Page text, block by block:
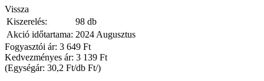
Vissza
Kiszerelés:
98 db
Akció időtartama: 2024 Augusztus
Fogyasztói ár: 3 649 Ft
Kedvezményes ár: 3 139 Ft
(Egységár: 30,2 Ft/db Ft/)